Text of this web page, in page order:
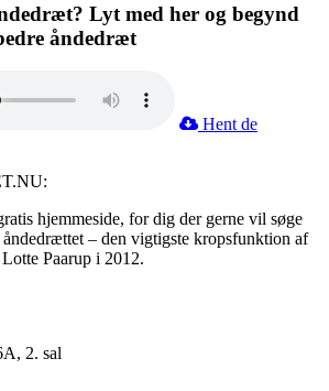
Lyt med her og begynd
åndedræt
Hent de
hjemmeside, for dig der gerne vil søge
– den vigtigste kropsfunktion af
Paarup i 2012.
2. sal